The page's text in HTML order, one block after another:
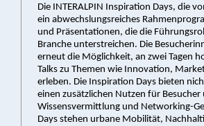
Die INTERALPIN Inspiration Days, die
ein abwechslungsreiches
und Präsentationen, die die
Branche unterstreichen. Die
erneut die Möglichkeit, an zwei Tagen
Talks zu Themen wie Innovation,
erleben. Die Inspiration Days bieten
einen zusätzlichen Nutzen für
Wissensvermittlung und Networking-
Days stehen urbane Mobilität,